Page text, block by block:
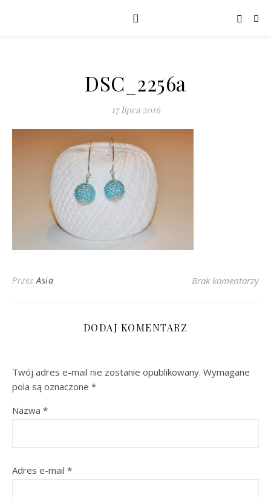
DSC_2256a
17 lipca 2016
PrzezAsia Brak komentarzy
DODAJ KOMENTARZ
Twój adres e-mail nie zostanie opublikowany. Wymagane
pola są oznaczone *
Nazwa *
Adres e-mail *